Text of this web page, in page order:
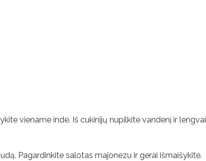
viename inde. Iš cukinijų nupilkite vandenį ir lengvai
Pagardinkite salotas majonezu ir gerai išmaišykite.